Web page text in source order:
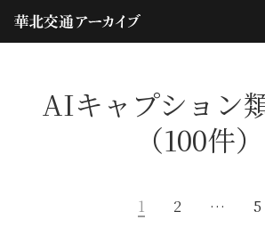
AIキャプション
（100件）
1 2 … 5